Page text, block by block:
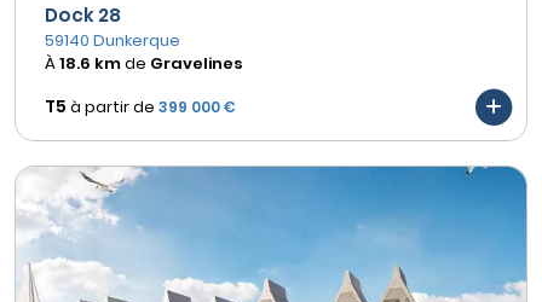
Dock 28
59140 Dunkerque
À18.6 kmde Gravelines
T5 à partir de 399 000 €